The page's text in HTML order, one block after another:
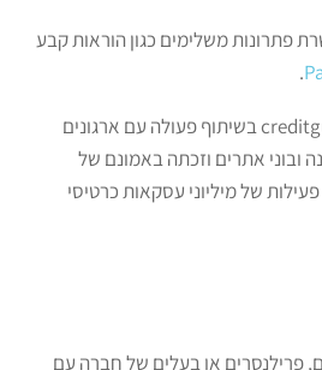
פתרונות משלימים כגון הוראות קבע
.
במשך השנים פועלת creditguard בשיתוף פעולה עם ארגונים
ובוני אתרים וזכתה באמונם של
של מיליוני עסקאות כרטיסי
או בעלים של חברה עם